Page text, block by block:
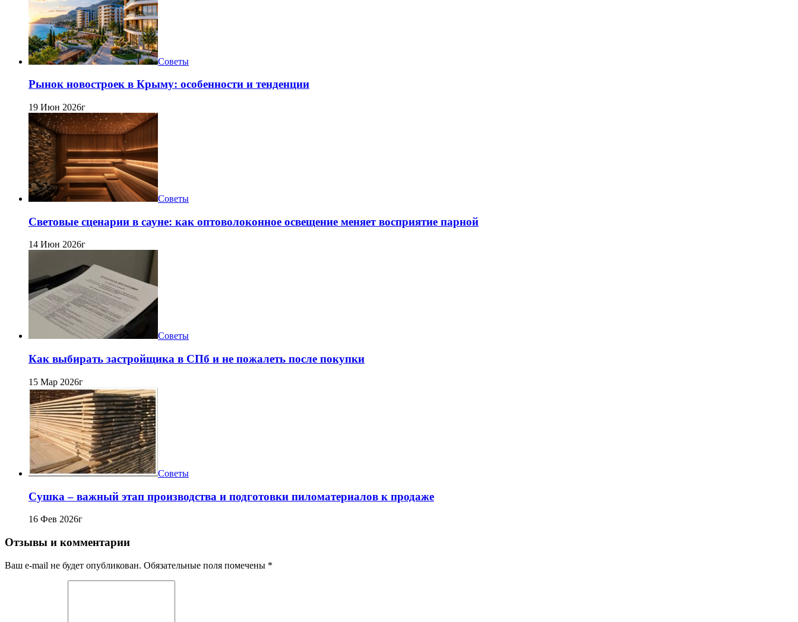
Советы
Рынок новостроек в Крыму: особенности и тенденции
19 Июн 2026г
Советы
Световые сценарии в сауне: как оптоволоконное освещение меняет восприятие парной
14 Июн 2026г
Советы
Как выбирать застройщика в СПб и не пожалеть после покупки
15 Мар 2026г
Советы
Сушка – важный этап производства и подготовки пиломатериалов к продаже
16 Фев 2026г
Отзывы и комментарии
Ваш e-mail не будет опубликован. Обязательные поля помечены *